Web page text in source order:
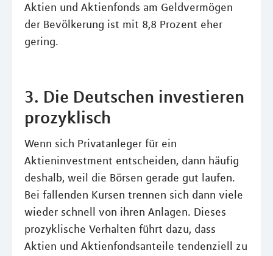
Aktien und Aktienfonds am Geldvermögen
der Bevölkerung ist mit 8,8 Prozent eher
gering.
3. Die Deutschen investieren
prozyklisch
Wenn sich Privatanleger für ein
Aktieninvestment entscheiden, dann häufig
deshalb, weil die Börsen gerade gut laufen.
Bei fallenden Kursen trennen sich dann viele
wieder schnell von ihren Anlagen. Dieses
prozyklische Verhalten führt dazu, dass
Aktien und Aktienfondsanteile tendenziell zu